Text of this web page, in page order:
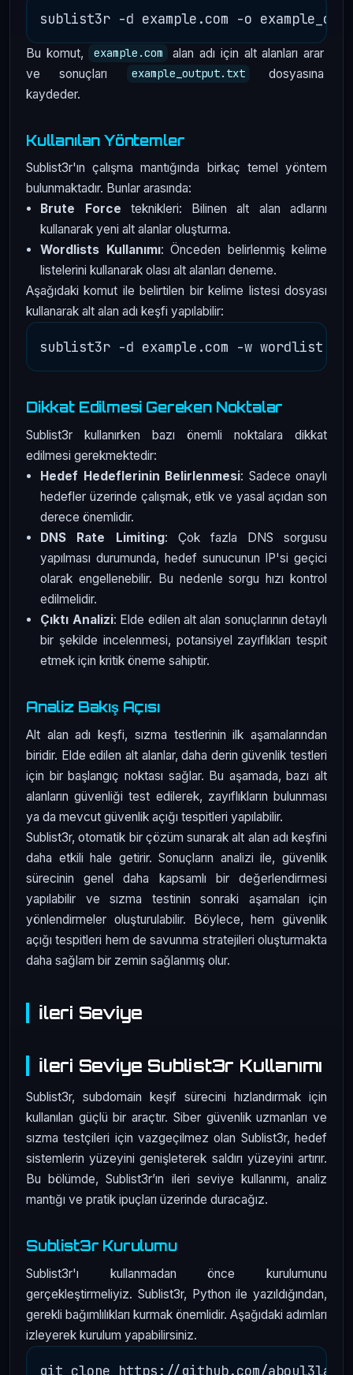
Bu komut, example.com
alan adı için alt alanları arar
ve sonuçları
example_output.txt
dosyasına
kaydeder.
Kullanılan Yöntemler
Sublist3r'ın çalışma mantığında birkaç temel yöntem
bulunmaktadır. Bunlar arasında:
Brute Force teknikleri: Bilinen alt alan adlarını
kullanarak yeni alt alanlar oluşturma.
Wordlists Kullanımı: Önceden belirlenmiş kelime
listelerini kullanarak olası alt alanları deneme.
Aşağıdaki komut ile belirtilen bir kelime listesi dosyası
kullanarak alt alan adı keşfi yapılabilir:
Dikkat Edilmesi Gereken Noktalar
Sublist3r kullanırken bazı önemli noktalara dikkat
edilmesi gerekmektedir:
Hedef Hedeflerinin Belirlenmesi: Sadece onaylı
hedefler üzerinde çalışmak, etik ve yasal açıdan son
derece önemlidir.
DNS Rate Limiting: Çok fazla DNS sorgusu
yapılması durumunda, hedef sunucunun IP'si geçici
olarak engellenebilir. Bu nedenle sorgu hızı kontrol
edilmelidir.
Çıktı Analizi: Elde edilen alt alan sonuçlarının detaylı
bir şekilde incelenmesi, potansiyel zayıflıkları tespit
etmek için kritik öneme sahiptir.
Analiz Bakış Açısı
Alt alan adı keşfi, sızma testlerinin ilk aşamalarından
biridir. Elde edilen alt alanlar, daha derin güvenlik testleri
için bir başlangıç noktası sağlar. Bu aşamada, bazı alt
alanların güvenliği test edilerek, zayıflıkların bulunması
ya da mevcut güvenlik açığı tespitleri yapılabilir.
Sublist3r, otomatik bir çözüm sunarak alt alan adı keşfini
daha etkili hale getirir. Sonuçların analizi ile, güvenlik
sürecinin genel daha kapsamlı bir değerlendirmesi
yapılabilir ve sızma testinin sonraki aşamaları için
yönlendirmeler oluşturulabilir. Böylece, hem güvenlik
açığı tespitleri hem de savunma stratejileri oluşturmakta
daha sağlam bir zemin sağlanmış olur.
İleri Seviye
İleri Seviye Sublist3r Kullanımı
Sublist3r, subdomain keşif sürecini hızlandırmak için
kullanılan güçlü bir araçtır. Siber güvenlik uzmanları ve
sızma testçileri için vazgeçilmez olan Sublist3r, hedef
sistemlerin yüzeyini genişleterek saldırı yüzeyini artırır.
Bu bölümde, Sublist3r’ın ileri seviye kullanımı, analiz
mantığı ve pratik ipuçları üzerinde duracağız.
Sublist3r Kurulumu
Sublist3r'ı kullanmadan önce kurulumunu
gerçekleştirmeliyiz. Sublist3r, Python ile yazıldığından,
gerekli bağımlılıkları kurmak önemlidir. Aşağıdaki adımları
izleyerek kurulum yapabilirsiniz.
git clone https://github.com/aboul3la/